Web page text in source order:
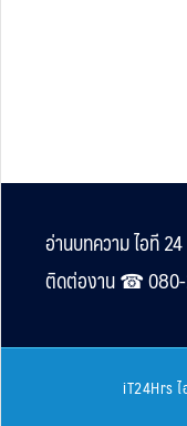
Footer
อ่านบทความ ไอที 24
ติดต่องาน ☎︎
iT24Hrs